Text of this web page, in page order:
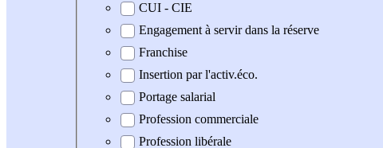
CUI - CIE
Engagement à servir dans la réserve
Franchise
Insertion par l'activ.éco.
Portage salarial
Profession commerciale
Profession libérale